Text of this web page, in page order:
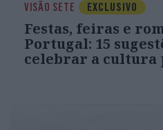
VISÃO SETE EXCLUSIVO
Festas, feiras e
Portugal: 15
celebrar a cultura